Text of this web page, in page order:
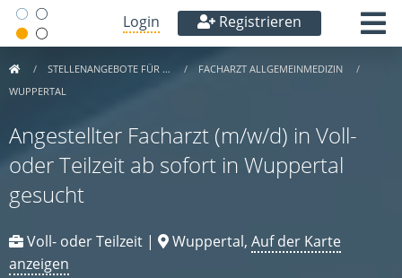
Login Registrieren
STELLENANGEBOTE FÜR …
FACHARZT ALLGEMEINMEDIZIN
WUPPERTAL
Angestellter Facharzt (m/w/d) in Voll-
oder Teilzeit ab sofort in Wuppertal
gesucht
Voll- oder Teilzeit | Wuppertal, Auf der Karte
anzeigen